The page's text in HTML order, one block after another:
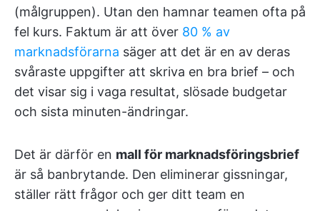
(målgruppen). Utan den hamnar teamen ofta på
fel kurs. Faktum är att över 80 % av
marknadsförarna säger att det är en av deras
svåraste uppgifter att skriva en bra brief – och
det visar sig i vaga resultat, slösade budgetar
och sista minuten-ändringar.
Det är därför en mall för marknadsföringsbrief
är så banbrytande. Den eliminerar gissningar,
ställer rätt frågor och ger ditt team en